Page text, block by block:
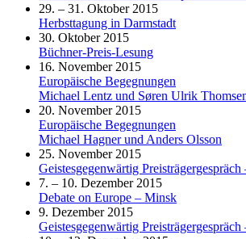
29. – 31. Oktober 2015
Herbsttagung in Darmstadt
30. Oktober 2015
Büchner-Preis-Lesung
16. November 2015
Europäische Begegnungen
Michael Lentz und Søren Ulrik
20. November 2015
Europäische Begegnungen
Michael Hagner und Anders Olsson
25. November 2015
Geistesgegenwärtig Preisträgergespräch
7. – 10. Dezember 2015
Debate on Europe – Minsk
9. Dezember 2015
Geistesgegenwärtig